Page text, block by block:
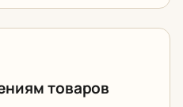
товаров